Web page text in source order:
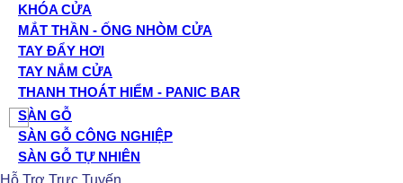
KHÓA CỬA
MẮT THẦN - ỐNG NHÒM CỬA
TAY ĐẨY HƠI
TAY NẮM CỬA
THANH THOÁT HIỂM - PANIC BAR
SÀN GỖ
SÀN GỖ CÔNG NGHIỆP
SÀN GỖ TỰ NHIÊN
Hỗ Trợ Trực Tuyến